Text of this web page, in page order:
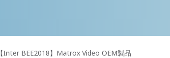
【Inter BEE2018】Matrox Video OEM製品